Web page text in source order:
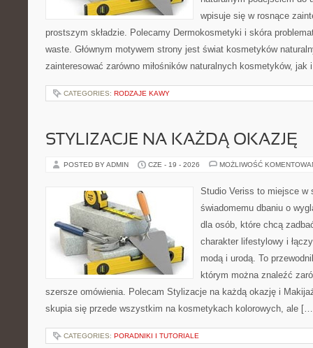
wpisuje się w rosnące
prostszym składzie. Polecamy Dermokosmetyki i skóra
waste. Głównym motywem strony jest świat kosmetyków
zainteresować zarówno miłośników naturalnych kosmetyków,
CATEGORIES: RODZAJE KAWY
STYLIZACJE NA KAŻDĄ OKAZJĘ
POSTED BY ADMIN CZE - 19 - 2026 MOŻLIWOŚĆ
Studio Veriss to miejsce w
świadomemu dbaniu o
dla osób, które chcą
charakter lifestylowy i
modą i urodą. To
którym można znaleźć
szersze omówienia. Polecam Stylizacje na każdą okazję i
skupia się przede wszystkim na kosmetykach kolorowych, ale
CATEGORIES: PORADNIKI I TUTORIALE